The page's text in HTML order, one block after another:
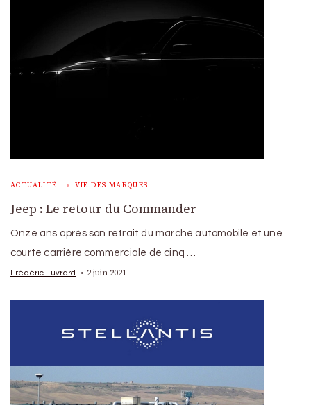
ACTUALITÉ VIE DES MARQUES
Jeep : Le retour du Commander
Onze ans après son retrait du marché automobile et une
courte carrière commerciale de cinq …
Frédéric Euvrard 2 juin 2021